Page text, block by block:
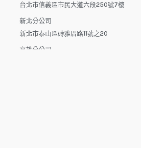
台北市信義區市民大道六段250號7樓
新北分公司
新北市泰山區磚雅厝路11號之20
高雄分公司